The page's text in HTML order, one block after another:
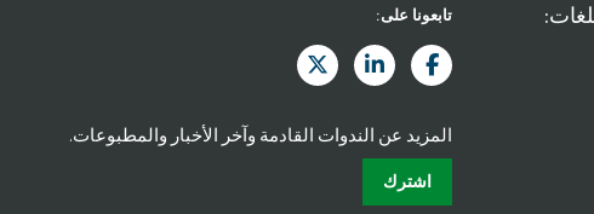
تابعونا على:
المزيد عن الندوات القادمة وآخر الأخبار والمطبوعات.
اشترك